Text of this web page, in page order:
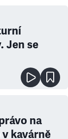
Jen se
na
v kavárně